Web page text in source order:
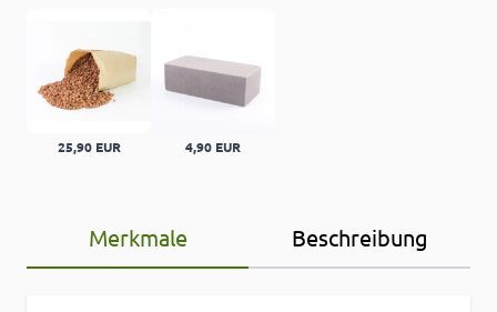
25,90 EUR 4,90 EUR
Merkmale Beschreibung